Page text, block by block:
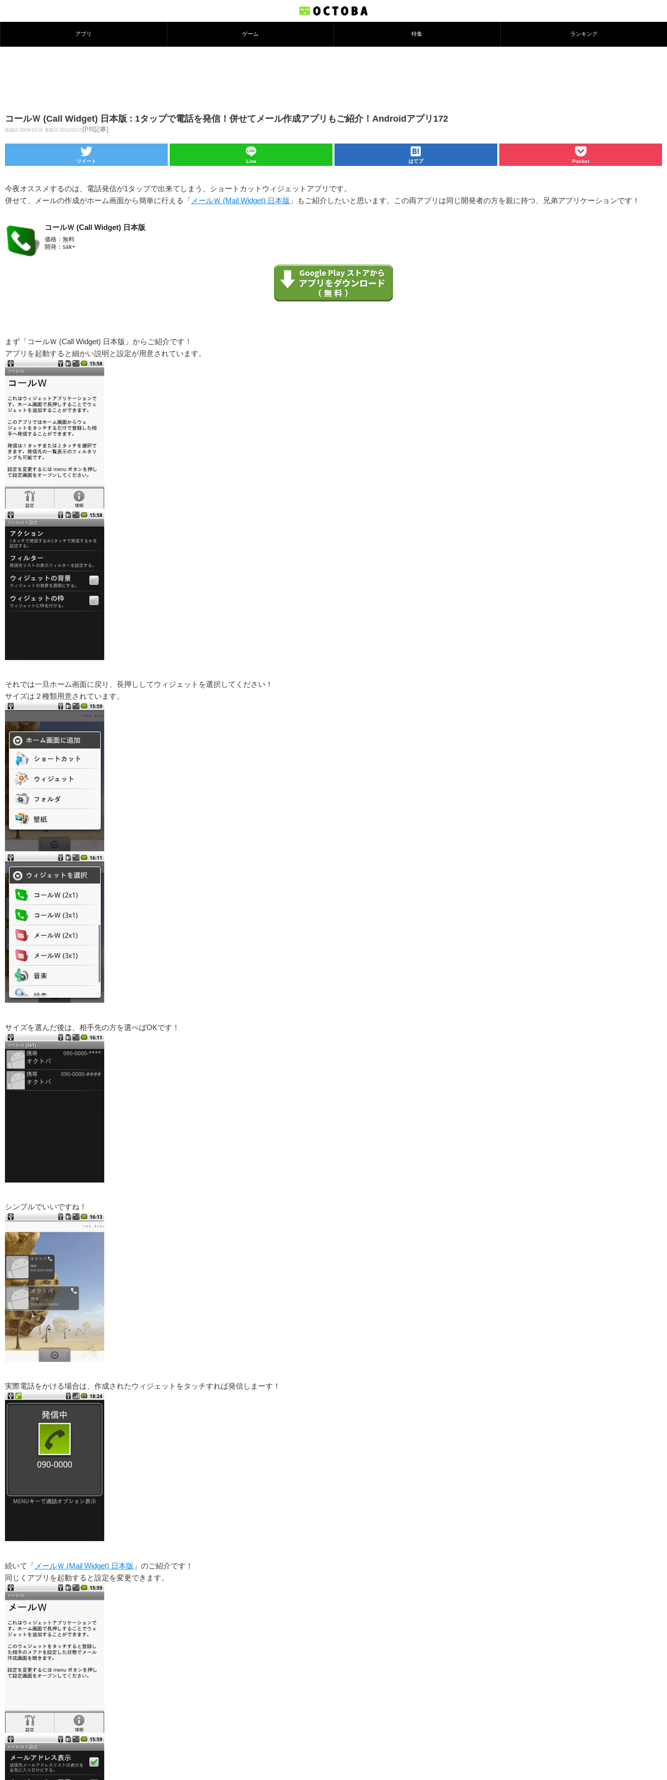
アプリ ゲーム 特集 ランキング
コールＷ (Call Widget) 日本版 : 1タップで電話を発信！併せてメール作成アプリもご紹介！Androidアプリ172
投稿日:2009/10/18 更新日:2012/02/15 [PR記事]
ツイート Line はてブ Pocket
今夜オススメするのは、電話発信が1タップで出来てしまう、ショートカットウィジェットアプリです。
併せて、メールの作成がホーム画面から簡単に行える「 メールＷ (Mail Widget) 日本版 」もご紹介したいと思います。この両アプリは同じ開発者の方を親に持つ、兄弟アプリケーションです！
コールＷ (Call Widget) 日本版
価格：無料
開発：sak+
まず「コールＷ (Call Widget) 日本版」からご紹介です！
アプリを起動すると細かい説明と設定が用意されています。
それでは一旦ホーム画面に戻り、長押ししてウィジェットを選択してください！
サイズは２種類用意されています。
サイズを選んだ後は、相手先の方を選べばOKです！
シンプルでいいですね！
実際電話をかける場合は、作成されたウィジェットをタッチすれば発信しまーす！
続いて「 メールＷ (Mail Widget) 日本版 」のご紹介です！
同じくアプリを起動すると設定を変更できます。